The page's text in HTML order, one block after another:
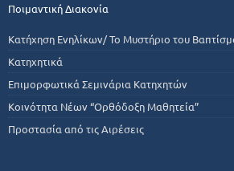
Ποιμαντική Διακονία
Κατήχηση Ενηλίκων/ Το Μυστήριο του
Κατηχητικά
Επιμορφωτικά Σεμινάρια Κατηχητών
Κοινότητα Νέων “Ορθόδοξη Μαθητεία”
Προστασία από τις Αιρέσεις